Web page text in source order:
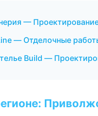
—
— Отделочные
Build —